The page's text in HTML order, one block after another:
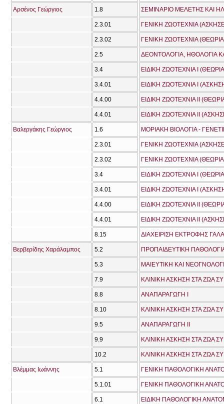
Αρσένος Γεώργιος 1.8 ΣΕΜΙΝΑΡΙΟ ΜΕΛΕΤΗΣ ΚΑΙ
2.3.01 ΓΕΝΙΚΗ ΖΩΟΤΕΧΝΙΑ
2.3.02 ΓΕΝΙΚΗ ΖΩΟΤΕΧΝΙΑ
2.5 ΔΕΟΝΤΟΛΟΓΙΑ, ΗΘΟΛΟΓΙΑ
3.4 ΕΙΔΙΚΗ ΖΩΟΤΕΧΝΙΑ Ι
3.4.01 ΕΙΔΙΚΗ ΖΩΟΤΕΧΝΙΑ Ι
4.4.00 ΕΙΔΙΚΗ ΖΩΟΤΕΧΝΙΑ ΙΙ
4.4.01 ΕΙΔΙΚΗ ΖΩΟΤΕΧΝΙΑ ΙΙ
Βαλεργάκης Γεώργιος 1.6 ΜΟΡΙΑΚΗ ΒΙΟΛΟΓΙΑ -
2.3.01 ΓΕΝΙΚΗ ΖΩΟΤΕΧΝΙΑ
2.3.02 ΓΕΝΙΚΗ ΖΩΟΤΕΧΝΙΑ
3.4 ΕΙΔΙΚΗ ΖΩΟΤΕΧΝΙΑ Ι
3.4.01 ΕΙΔΙΚΗ ΖΩΟΤΕΧΝΙΑ Ι
4.4.00 ΕΙΔΙΚΗ ΖΩΟΤΕΧΝΙΑ ΙΙ
4.4.01 ΕΙΔΙΚΗ ΖΩΟΤΕΧΝΙΑ ΙΙ
8.15 ΔΙΑΧΕΙΡΙΣΗ ΕΚΤΡΟΦΗΣ
Βερβερίδης Χαράλαμπος 5.2 ΠΡΟΠΑΙΔΕΥΤΙΚΗ
5.3 ΜΑΙΕΥΤΙΚΗ ΚΑΙ
7.9 ΚΛΙΝΙΚΗ ΑΣΚΗΣΗ ΣΤΑ ΖΩΑ
8.8 ΑΝΑΠΑΡΑΓΩΓΗ Ι
8.10 ΚΛΙΝΙΚΗ ΑΣΚΗΣΗ ΣΤΑ ΖΩΑ
9.5 ΑΝΑΠΑΡΑΓΩΓΗ ΙΙ
9.9 ΚΛΙΝΙΚΗ ΑΣΚΗΣΗ ΣΤΑ ΖΩΑ
10.2 ΚΛΙΝΙΚΗ ΑΣΚΗΣΗ ΣΤΑ ΖΩΑ
Βλέμμας Ιωάννης 5.1 ΓΕΝΙΚΗ ΠΑΘΟΛΟΓΙΚΗ
5.1.01 ΓΕΝΙΚΗ ΠΑΘΟΛΟΓΙΚΗ
6.1 ΕΙΔΙΚΗ ΠΑΘΟΛΟΓΙΚΗ